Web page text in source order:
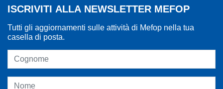
ISCRIVITI ALLA NEWSLETTER MEFOP
Tutti gli aggiornamenti sulle attività di Mefop nella tua
casella di posta.